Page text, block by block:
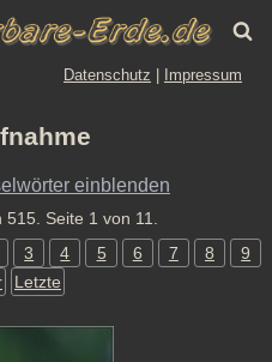
Datenschutz Impressum
einblenden
Seite 1 von 11.
3 4 5 6 7 8
9
Letzte